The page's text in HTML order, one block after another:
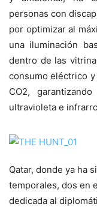
personas con
por optimizar al
una iluminación
dentro de las
consumo eléctrico
CO2,
ultravioleta e
Qatar, donde ya ha
temporales, dos en
dedicada al